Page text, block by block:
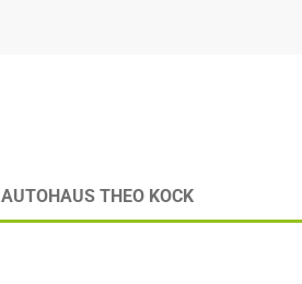
AUTOHAUS THEO KOCK